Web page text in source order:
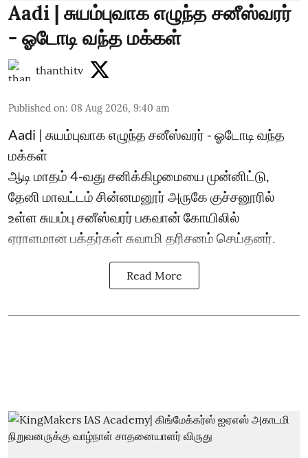
Aadi | சுயம்புவாக எழுந்த சனீஸ்வரர்
- ஓடோடி வந்த மக்கள்
thanthitv
Published on: 08 Aug 2026, 9:40 am
Aadi | சுயம்புவாக எழுந்த சனீஸ்வரர் - ஓடோடி வந்த
மக்கள்
ஆடி மாதம் 4-வது சனிக்கிழமையை முன்னிட்டு,
தேனி மாவட்டம் சின்னமனூர் அருகே குச்சனூரில்
உள்ள சுயம்பு சனீஸ்வரர் பகவான் கோயிலில்
ஏராளமான பக்தர்கள் சுவாமி தரிசனம் செய்தனர்.
Read More